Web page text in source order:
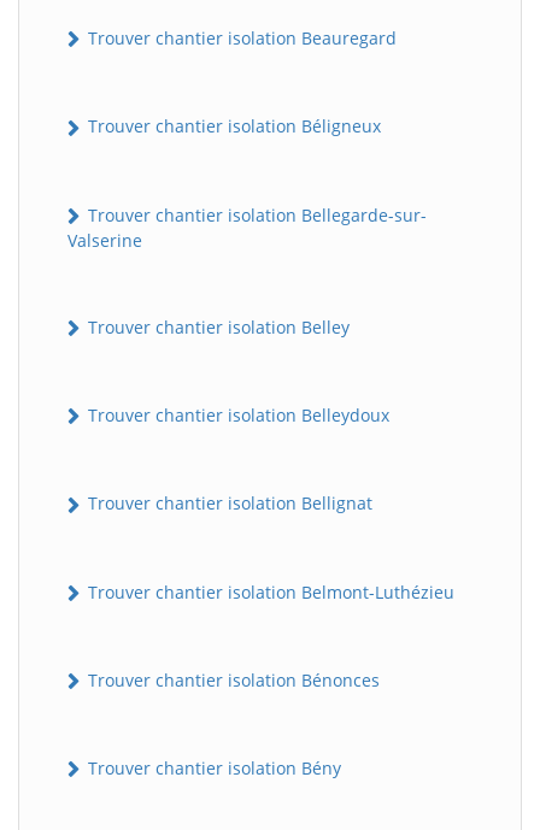
Trouver chantier isolation Beauregard
Trouver chantier isolation Béligneux
Trouver chantier isolation Bellegarde-sur-
Valserine
Trouver chantier isolation Belley
Trouver chantier isolation Belleydoux
Trouver chantier isolation Bellignat
Trouver chantier isolation Belmont-Luthézieu
Trouver chantier isolation Bénonces
Trouver chantier isolation Bény